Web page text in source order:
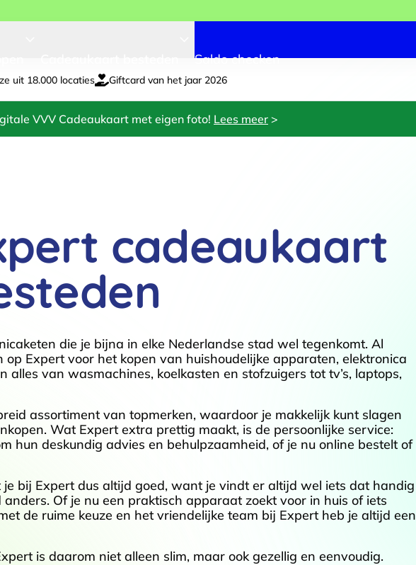
Saldo checken
uit 18.000 locaties Giftcard van het jaar 2026
VVV Cadeaukaart met eigen foto! Lees meer >
cadeaukaart
die je bijna in elke Nederlandse stad wel tegenkomt. Al
Expert voor het kopen van huishoudelijke apparaten, elektronica
alles van wasmachines, koelkasten en stofzuigers tot tv’s, laptops,
assortiment van topmerken, waardoor je makkelijk kunt slagen
Wat Expert extra prettig maakt, is de persoonlijke service:
hun deskundig advies en behulpzaamheid, of je nu online bestelt of
bij Expert dus altijd goed, want je vindt er altijd wel iets dat handig
Of je nu een praktisch apparaat zoekt voor in huis of iets
de ruime keuze en het vriendelijke team bij Expert heb je altijd een
is daarom niet alleen slim, maar ook gezellig en eenvoudig.